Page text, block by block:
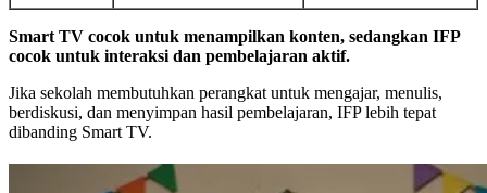
Smart TV cocok untuk menampilkan konten, sedangkan IFP
cocok untuk interaksi dan pembelajaran aktif.
Jika sekolah membutuhkan perangkat untuk mengajar, menulis,
berdiskusi, dan menyimpan hasil pembelajaran, IFP lebih tepat
dibanding Smart TV.